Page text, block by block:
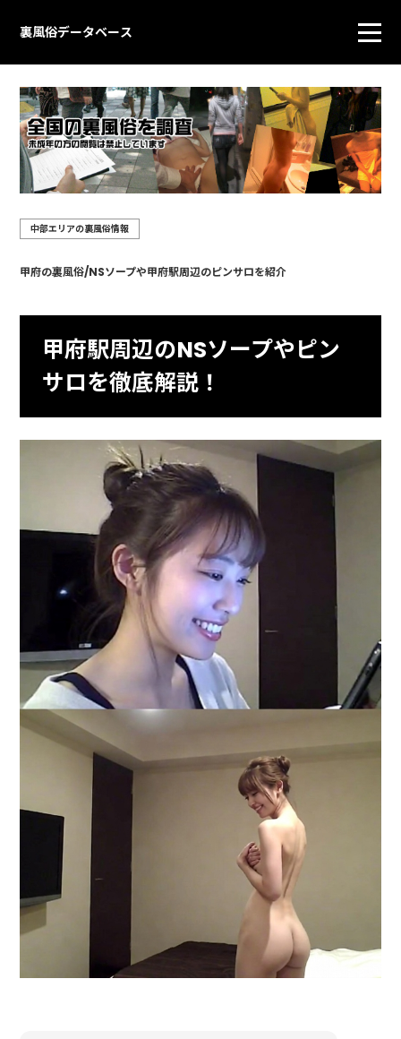
裏風俗データベース
中部エリアの裏風俗情報
甲府の裏風俗/NSソープや甲府駅周辺のピンサロを紹介
甲府駅周辺のNSソープやピン
サロを徹底解説！